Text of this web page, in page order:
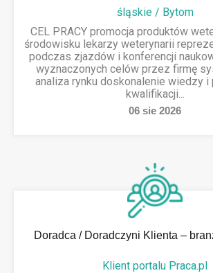
śląskie / Bytom
CEL PRACY promocja produktów
środowisku lekarzy weterynarii
podczas zjazdów i konferencji
wyznaczonych celów przez firmę
analiza rynku doskonalenie wiedzy i
kwalifikacji...
06 sie 2026
Doradca / Doradczyni Klienta –
Klient portalu Praca.pl